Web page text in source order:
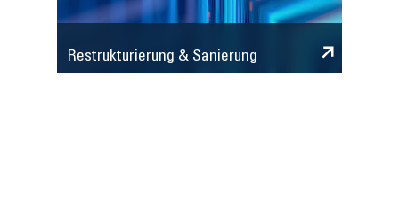
Restrukturierung & Sanierung